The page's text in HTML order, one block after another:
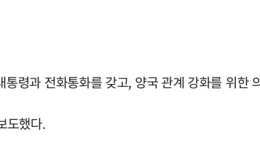
령과 전화통화를 갖고, 양국 관계 강화를 위한
도했다.